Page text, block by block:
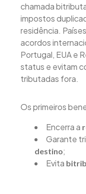
chamada
impostos
residência.
acordos
Portugal, EUA e
status e evitam
tributadas fora.
Os primeiros
Encerra a
Garante
destino;
Evita